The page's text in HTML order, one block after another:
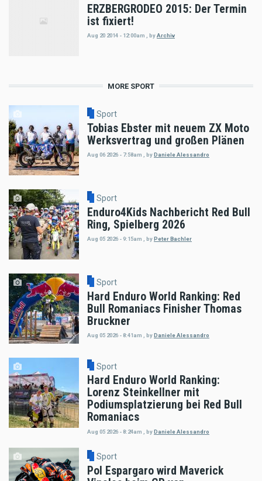
ERZBERGRODEO 2015: Der Termin
ist fixiert!
Aug 20 2014 - 12:00am byArchiv
MORE SPORT
Sport
Tobias Ebster mit neuem ZX Moto
Werksvertrag und großen Plänen
Aug 06 2026 - 7:58am , byDaniele Alessandro
Sport
Enduro4Kids Nachbericht Red Bull
Ring, Spielberg 2026
Aug 05 2026 - 9:15am byPeter Bachler
Sport
Hard Enduro World Ranking: Red
Bull Romaniacs Finisher Thomas
Bruckner
Aug 05 2026 - 8:41am byDaniele Alessandro
Sport
Hard Enduro World Ranking:
Lorenz Steinkellner mit
Podiumsplatzierung bei Red Bull
Romaniacs
Aug 05 2026 - 8:24am byDaniele Alessandro
Sport
Pol Espargaro wird Maverick